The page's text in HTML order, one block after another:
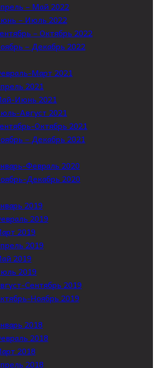
– Май 2022
– Июль 2022
– Октябрь 2022
– Декабрь 2022
Март 2021
2021
Июнь 2021
Август 2021
Октябрь 2021
– Декабрь 2021
Февраль 2020
Декабрь 2020
2019
2019
2019
2019
2019
2019
Сентябрь 2019
Ноябрь 2019
2018
2018
2018
2018